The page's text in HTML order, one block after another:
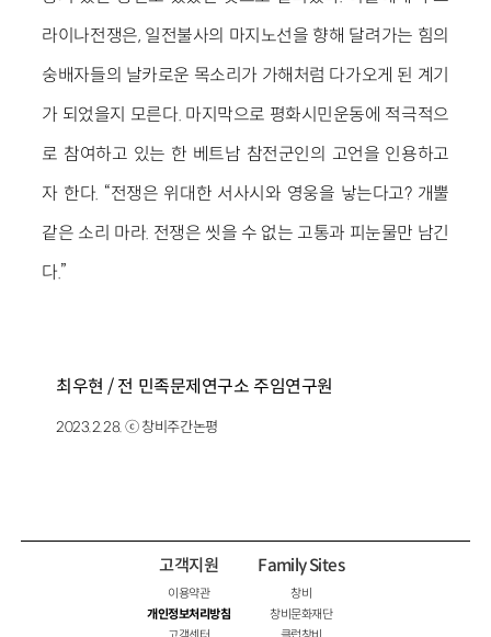
라이나전쟁은, 일전불사의 마지노선을 향해 달려가는 힘의
숭배자들의 날카로운 목소리가 가해처럼 다가오게 된 계기
가 되었을지 모른다. 마지막으로 평화시민운동에 적극적으
로 참여하고 있는 한 베트남 참전군인의 고언을 인용하고
자 한다. “전쟁은 위대한 서사시와 영웅을 낳는다고? 개뿔
같은 소리 마라. 전쟁은 씻을 수 없는 고통과 피눈물만 남긴
다.”
최우현 / 전 민족문제연구소 주임연구원
2023.2.28. ⓒ 창비주간논평
고객지원
이용약관
개인정보처리방침
Family Sites
창비
창비문화재단